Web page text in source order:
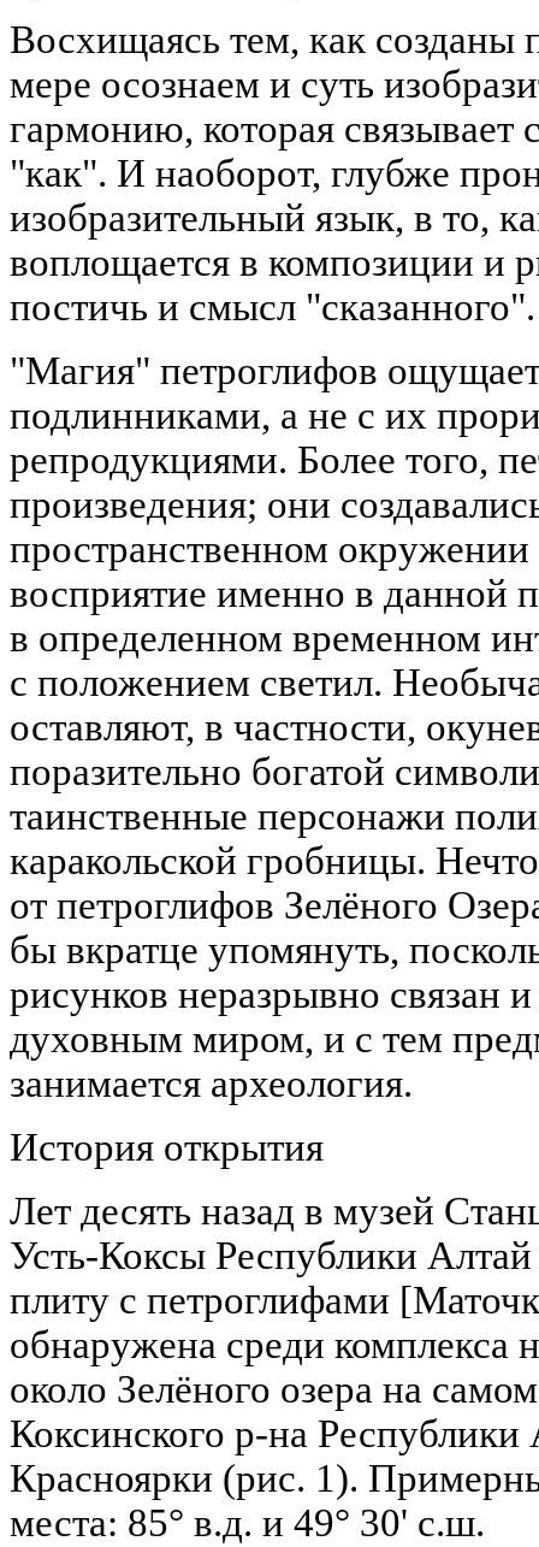
Восхищаясь тем, как созданы
мере осознаем и суть
гармонию, которая связывает
"как". И наоборот, глубже
изобразительный язык, в то,
воплощается в композиции и
постичь и смысл "сказанного".
"Магия" петроглифов
подлинниками, а не с их
репродукциями. Более того,
произведения; они
пространственном
восприятие именно в данной
в определенном временном
с положением светил.
оставляют, в частности,
поразительно богатой
таинственные персонажи
каракольской гробницы.
от петроглифов Зелёного
бы вкратце упомянуть,
рисунков неразрывно связан
духовным миром, и с тем
занимается археология.
История открытия
Лет десять назад в музей
Усть-Коксы Республики
плиту с петроглифами
обнаружена среди комплекса
около Зелёного озера на
Коксинского р-на Республики
Красноярки (рис. 1).
места: 85° в.д. и 49° 30' с.ш.